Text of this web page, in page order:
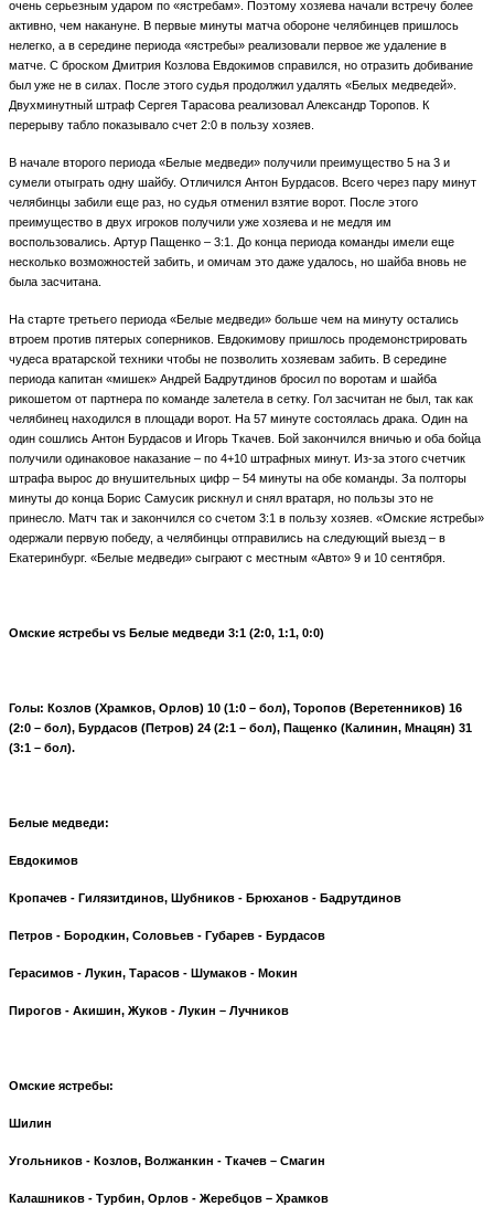
очень серьезным ударом по «ястребам». Поэтому хозяева начали встречу более
активно, чем накануне. В первые минуты матча обороне челябинцев пришлось
нелегко, а в середине периода «ястребы» реализовали первое же удаление в
матче. С броском Дмитрия Козлова Евдокимов справился, но отразить добивание
был уже не в силах. После этого судья продолжил удалять «Белых медведей».
Двухминутный штраф Сергея Тарасова реализовал Александр Торопов. К
перерыву табло показывало счет 2:0 в пользу хозяев.
В начале второго периода «Белые медведи» получили преимущество 5 на 3 и
сумели отыграть одну шайбу. Отличился Антон Бурдасов. Всего через пару минут
челябинцы забили еще раз, но судья отменил взятие ворот. После этого
преимущество в двух игроков получили уже хозяева и не медля им
воспользовались. Артур Пащенко – 3:1. До конца периода команды имели еще
несколько возможностей забить, и омичам это даже удалось, но шайба вновь не
была засчитана.
На старте третьего периода «Белые медведи» больше чем на минуту остались
втроем против пятерых соперников. Евдокимову пришлось продемонстрировать
чудеса вратарской техники чтобы не позволить хозяевам забить. В середине
периода капитан «мишек» Андрей Бадрутдинов бросил по воротам и шайба
рикошетом от партнера по команде залетела в сетку. Гол засчитан не был, так как
челябинец находился в площади ворот. На 57 минуте состоялась драка. Один на
один сошлись Антон Бурдасов и Игорь Ткачев. Бой закончился вничью и оба бойца
получили одинаковое наказание – по 4+10 штрафных минут. Из-за этого счетчик
штрафа вырос до внушительных цифр – 54 минуты на обе команды. За полторы
минуты до конца Борис Самусик рискнул и снял вратаря, но пользы это не
принесло. Матч так и закончился со счетом 3:1 в пользу хозяев. «Омские ястребы»
одержали первую победу, а челябинцы отправились на следующий выезд – в
Екатеринбург. «Белые медведи» сыграют с местным «Авто» 9 и 10 сентября.
Омские ястребы vs Белые медведи 3:1 (2:0, 1:1, 0:0)
Голы: Козлов (Храмков, Орлов) 10 (1:0 – бол), Торопов (Веретенников) 16
(2:0 – бол), Бурдасов (Петров) 24 (2:1 – бол), Пащенко (Калинин, Мнацян) 31
(3:1 – бол).
Белые медведи:
Евдокимов
Кропачев - Гилязитдинов, Шубников - Брюханов - Бадрутдинов
Петров - Бородкин, Соловьев - Губарев - Бурдасов
Герасимов - Лукин, Тарасов - Шумаков - Мокин
Пирогов - Акишин, Жуков - Лукин – Лучников
Омские ястребы:
Шилин
Угольников - Козлов, Волжанкин - Ткачев – Смагин
Калашников - Турбин, Орлов - Жеребцов – Храмков